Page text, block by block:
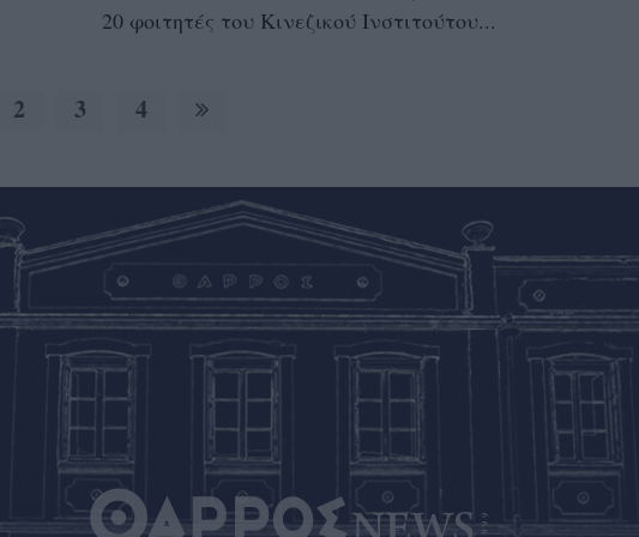
20 φοιτητές του Κινεζικού Ινστιτούτου...
2 3 4